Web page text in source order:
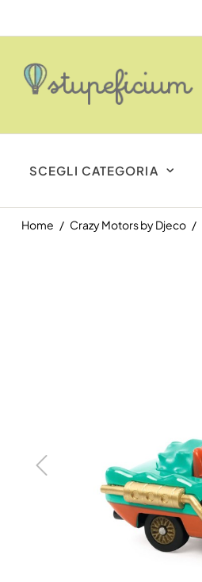
SCEGLI CATEGORIA
Home Crazy Motors by Djeco